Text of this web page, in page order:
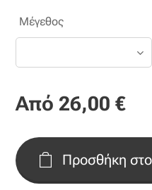
Μέγεθος
Από 26,00 €
Προσθήκη